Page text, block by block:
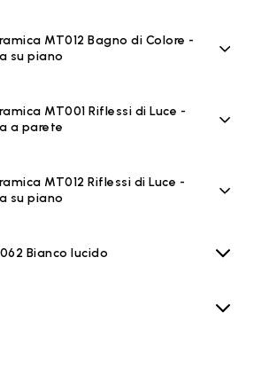
MT012 Bagno di Colore -
su piano
MT001 Riflessi di Luce -
a parete
MT012 Riflessi di Luce -
su piano
Bianco lucido